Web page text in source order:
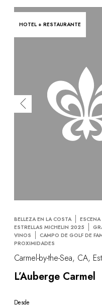
HOTEL + RESTAURANTE
BELLEZA EN LA COSTA
ESTRELLAS MICHELIN 2025
VINOS
CAMPO DE GOLF DE
PROXIMIDADES
Carmel-by-the-Sea, CA,
L’Auberge Carmel
Desde